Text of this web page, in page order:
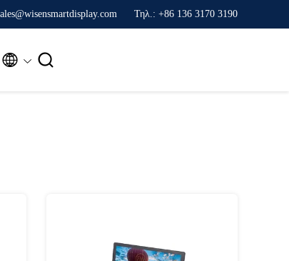
Τηλ.: +86 136 3170 3190
 